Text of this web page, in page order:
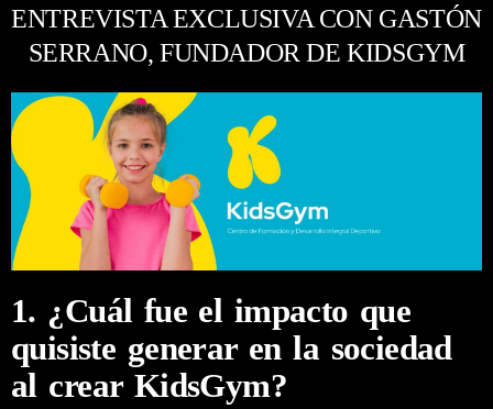
ENTREVISTA EXCLUSIVA CON GASTÓN
SERRANO, FUNDADOR DE KIDSGYM
1. ¿Cuál fue el impacto que
quisiste generar en la sociedad
al crear KidsGym?